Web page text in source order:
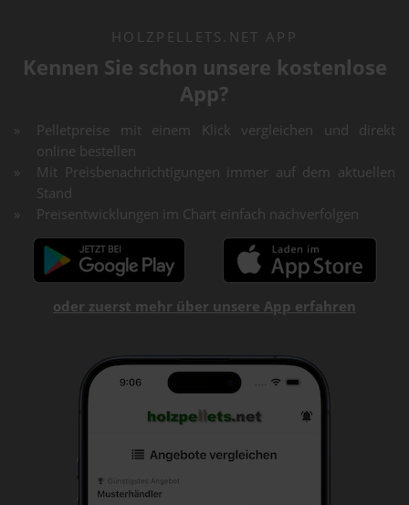
HOLZPELLETS.NET APP
Kennen Sie schon unsere kostenlose
App?
Pelletpreise mit einem Klick vergleichen und direkt
online bestellen
Mit Preisbenachrichtigungen immer auf dem aktuellen
Stand
Preisentwicklungen im Chart einfach nachverfolgen
oder zuerst mehr über unsere App erfahren